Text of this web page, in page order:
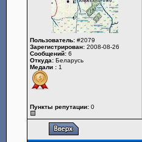
Пользователь: #2079
Зарегистрирован: 2008-08-26
Сообщений: 6
Откуда: Беларусь
Медали : 1
Пункты репутации: 0